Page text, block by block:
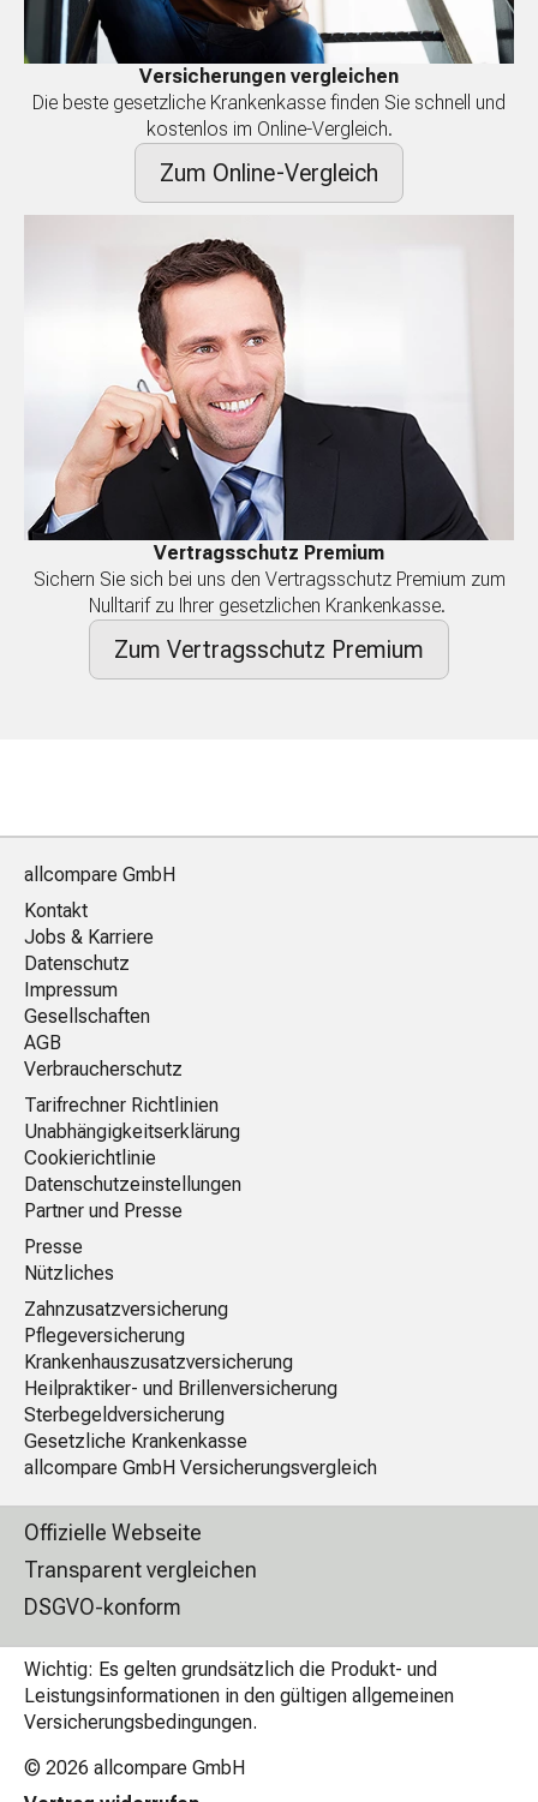
Versicherungen vergleichen
Die beste gesetzliche Krankenkasse finden Sie schnell und
kostenlos im Online-Vergleich.
Zum Online-Vergleich
Vertragsschutz Premium
Sichern Sie sich bei uns den Vertragsschutz Premium zum
Nulltarif zu Ihrer gesetzlichen Krankenkasse.
Zum Vertragsschutz Premium
allcompare GmbH
Kontakt
Jobs & Karriere
Datenschutz
Impressum
Gesellschaften
AGB
Verbraucherschutz
Tarifrechner Richtlinien
Unabhängigkeitserklärung
Cookierichtlinie
Datenschutzeinstellungen
Partner und Presse
Presse
Nützliches
Zahnzusatzversicherung
Pflegeversicherung
Krankenhauszusatzversicherung
Heilpraktiker- und Brillenversicherung
Sterbegeldversicherung
Gesetzliche Krankenkasse
allcompare GmbH Versicherungsvergleich
Offizielle Webseite
Transparent vergleichen
DSGVO-konform
Wichtig: Es gelten grundsätzlich die Produkt- und
Leistungsinformationen in den gültigen allgemeinen
Versicherungsbedingungen.
© 2026 allcompare GmbH